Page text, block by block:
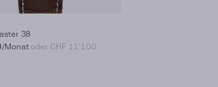
38
/Monat oder CHF 11’100